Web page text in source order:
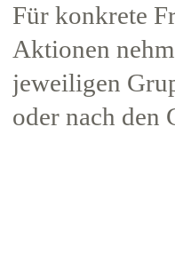
Für konkrete
Aktionen
jeweiligen
oder nach den